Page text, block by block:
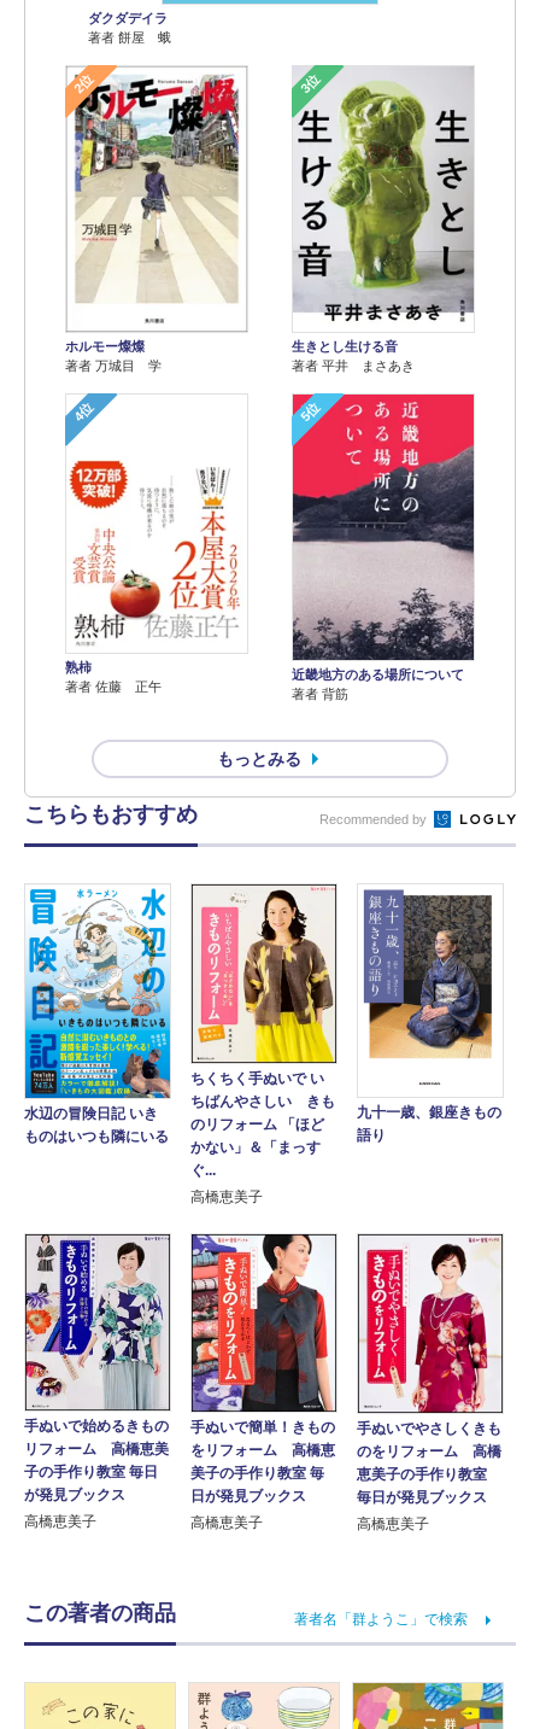
ダクダデイラ
著者 餅屋 蛾
2位
ホルモー燦燦
著者 万城目 学
3位
生きとし生ける音
著者 平井 まさあき
4位
熟柿
著者 佐藤 正午
5位
近畿地方のある場所について
著者 背筋
もっとみる
こちらもおすすめ Recommended by
水辺の冒険日記 いき
ものはいつも隣にいる
ちくちく手ぬいで い
ちばんやさしい きも
のリフォーム 「ほど
かない」＆「まっす
ぐ...
高橋恵美子
九十一歳、銀座きもの
語り
手ぬいで始めるきもの
リフォーム 高橋恵美
子の手作り教室 毎日
が発見ブックス
高橋恵美子
手ぬいで簡単！きもの
をリフォーム 高橋恵
美子の手作り教室 毎
日が発見ブックス
高橋恵美子
手ぬいでやさしくきも
のをリフォーム 高橋
恵美子の手作り教室
毎日が発見ブックス
高橋恵美子
この著者の商品 著者名「群ようこ」で検索